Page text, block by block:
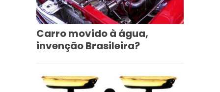
Carro movido à água,
invenção Brasileira?